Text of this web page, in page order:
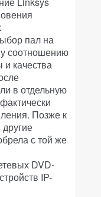
пал на
соотношению
качества
в отдельную
Позже к
с той же
DVD-
IP-